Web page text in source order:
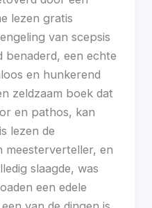
lezen gratis
van scepsis
benaderd, een echte
en hunkerend
zeldzaam boek dat
en pathos, kan
lezen de
meesterverteller, en
slaagde, was
een edele